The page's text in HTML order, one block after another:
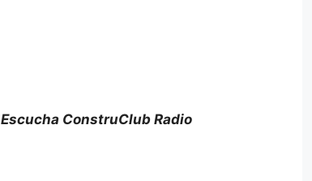
Escucha ConstruClub Radio